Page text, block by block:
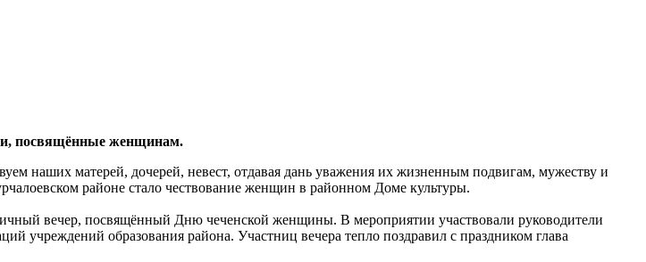
посвящённые женщинам.
наших матерей, дочерей, невест, отдавая дань уважения их жизненным подвигам, мужеству и
районе стало чествование женщин в районном Доме культуры.
вечер, посвящённый Дню чеченской женщины. В мероприятии участвовали руководители
учреждений образования района. Участниц вечера тепло поздравил с праздником глава